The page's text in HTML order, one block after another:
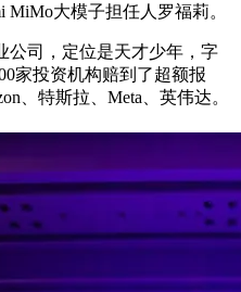
大模子担任人罗福莉。
司，定位是天才少年，字
家投资机构赔到了超额报
、特斯拉、Meta、英伟达。